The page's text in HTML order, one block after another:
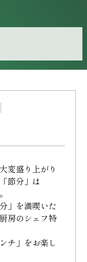
変盛り上がり
節分」は
」を満喫いた
房のシェフ特
チ」をお楽し